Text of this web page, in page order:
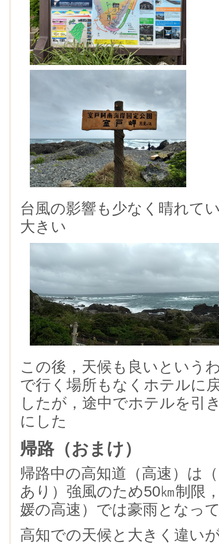
台風の影響も少なく晴れて
大きい
この後，天候も良いという
で行く場所もなくホテルに
したが，途中でホテルを引
にした
帰路（おまけ）
帰路中の高知道（高速）は
あり）強風のため50㎞制限
媛の高速）では豪雨となっ
高知での天候と大きく違い